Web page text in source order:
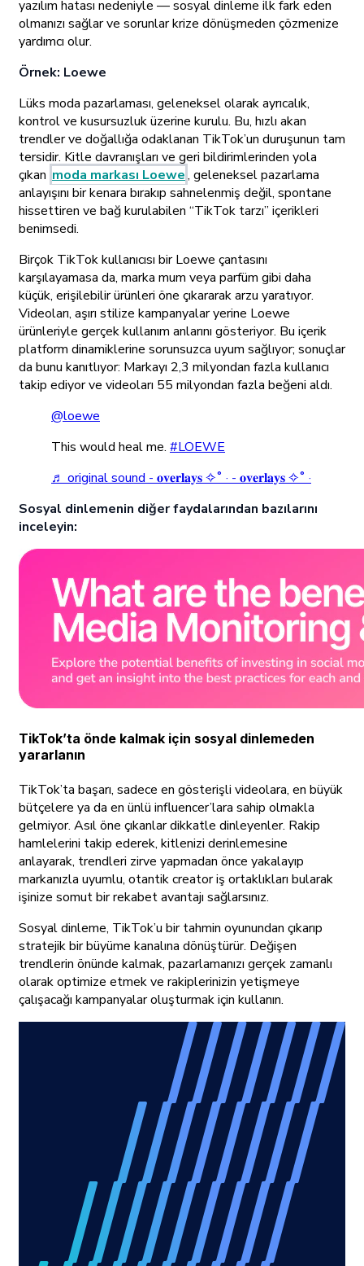
yazılım hatası nedeniyle — sosyal dinleme ilk fark eden
olmanızı sağlar ve sorunlar krize dönüşmeden çözmenize
yardımcı olur.
Örnek: Loewe
Lüks moda pazarlaması, geleneksel olarak ayrıcalık,
kontrol ve kusursuzluk üzerine kurulu. Bu, hızlı akan
trendler ve doğallığa odaklanan TikTok’un duruşunun tam
tersidir. Kitle davranışları ve geri bildirimlerinden yola
çıkan moda markası Loewe, geleneksel pazarlama
anlayışını bir kenara bırakıp sahnelenmiş değil, spontane
hissettiren ve bağ kurulabilen “TikTok tarzı” içerikleri
benimsedi.
Birçok TikTok kullanıcısı bir Loewe çantasını
karşılayamasa da, marka mum veya parfüm gibi daha
küçük, erişilebilir ürünleri öne çıkararak arzu yaratıyor.
Videoları, aşırı stilize kampanyalar yerine Loewe
ürünleriyle gerçek kullanım anlarını gösteriyor. Bu içerik
platform dinamiklerine sorunsuzca uyum sağlıyor; sonuçlar
da bunu kanıtlıyor: Markayı 2,3 milyondan fazla kullanıcı
takip ediyor ve videoları 55 milyondan fazla beğeni aldı.
@loewe
This would heal me. #LOEWE
♬ original sound - 𝐨𝐯𝐞𝐫𝐥𝐚𝐲𝐬 ✧˚ · - 𝐨𝐯𝐞𝐫𝐥𝐚𝐲𝐬 ✧˚ ·
Sosyal dinlemenin diğer faydalarından bazılarını
inceleyin:
TikTok’ta önde kalmak için sosyal dinlemeden
yararlanın
TikTok’ta başarı, sadece en gösterişli videolara, en büyük
bütçelere ya da en ünlü influencer’lara sahip olmakla
gelmiyor. Asıl öne çıkanlar dikkatle dinleyenler. Rakip
hamlelerini takip ederek, kitlenizi derinlemesine
anlayarak, trendleri zirve yapmadan önce yakalayıp
markanızla uyumlu, otantik creator iş ortaklıkları bularak
işinize somut bir rekabet avantajı sağlarsınız.
Sosyal dinleme, TikTok’u bir tahmin oyunundan çıkarıp
stratejik bir büyüme kanalına dönüştürür. Değişen
trendlerin önünde kalmak, pazarlamanızı gerçek zamanlı
olarak optimize etmek ve rakiplerinizin yetişmeye
çalışacağı kampanyalar oluşturmak için kullanın.